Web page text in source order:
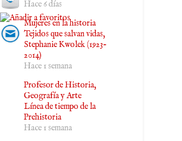
Hace 6 días
Mujeres en la historia
Tejidos que salvan vidas,
Stephanie Kwolek (1923-
2014)
Hace 1 semana
Profesor de Historia,
Geografía y Arte
Línea de tiempo de la
Prehistoria
Hace 1 semana